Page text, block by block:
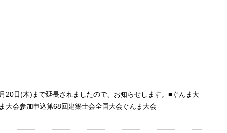
日(木)まで延長されましたので、お知らせします。■ぐんま大
大会参加申込第68回建築士会全国大会ぐんま大会